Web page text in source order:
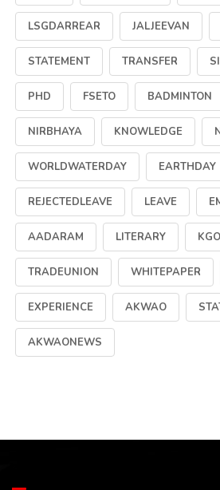
LSGDARREAR JALJEEVAN
STATEMENT TRANSFER
PHD FSETO BADMINTON
NIRBHAYA KNOWLEDGE
WORLDWATERDAY EARTHDAY
REJECTEDLEAVE LEAVE
AADARAM LITERARY
TRADEUNION WHITEPAPER
EXPERIENCE AKWAO
AKWAONEWS